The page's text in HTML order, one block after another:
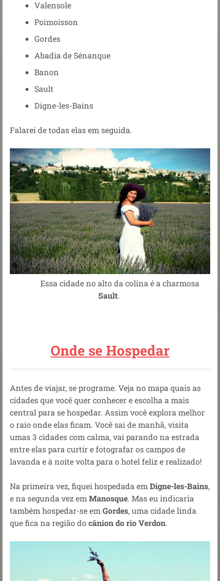
Valensole
Poimoisson
Gordes
Abadia de Sénanque
Banon
Sault
Digne-les-Bains
Falarei de todas elas em seguida.
Essa cidade no alto da colina é a charmosa
Sault.
Onde se Hospedar
Antes de viajar, se programe. Veja no mapa quais as
cidades que você quer conhecer e escolha a mais
central para se hospedar. Assim você explora melhor
o raio onde elas ficam. Você sai de manhã, visita
umas 3 cidades com calma, vai parando na estrada
entre elas para curtir e fotografar os campos de
lavanda e à noite volta para o hotel feliz e realizado!
Na primeira vez, fiquei hospedada em Digne-les-Bains,
e na segunda vez em Manosque. Mas eu indicaria
também hospedar-se em Gordes, uma cidade linda
que fica na região docânion do rio Verdon.